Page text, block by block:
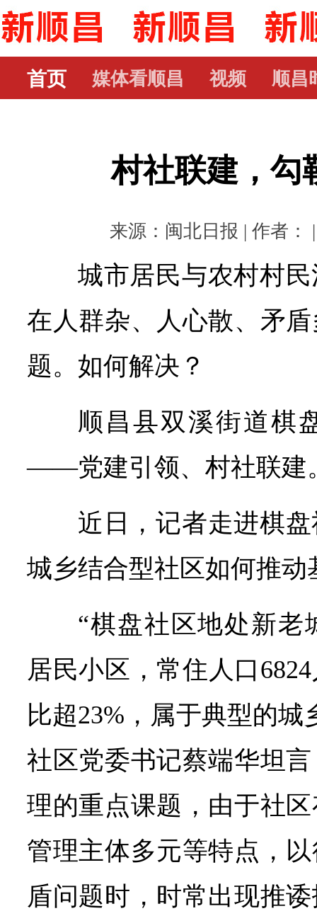
首页 媒体看顺昌 视频 顺昌
村社联建，勾
来源：闽北日报 | 作者：
城市居民与农村村
在人群杂、人心散、矛
题。如何解决？
顺昌县双溪街道棋
——党建引领、村社联建
近日，记者走进棋
城乡结合型社区如何推
“棋盘社区地处新老
居民小区，常住人口
比超23%，属于典型的城
社区党委书记蔡端华坦
理的重点课题，由于社
管理主体多元等特点，
盾问题时，时常出现推